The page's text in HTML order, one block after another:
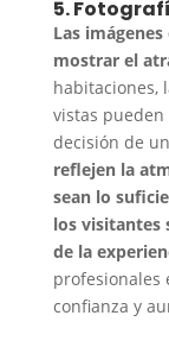
5.
Las
mostrar el
habitaciones,
vistas
decisión de
reflejen la
sean lo
los visitantes
de la
profesionales
confianza y